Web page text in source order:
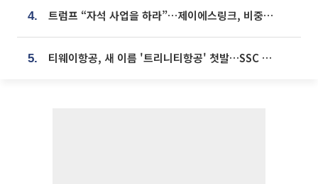
4. 트럼프 “자석 사업을 하라”…제이에스링크, 비중국 영구자석 공급망 구축 속도
5. 티웨이항공, 새 이름 '트리니티항공' 첫발…SSC 전략 본격화